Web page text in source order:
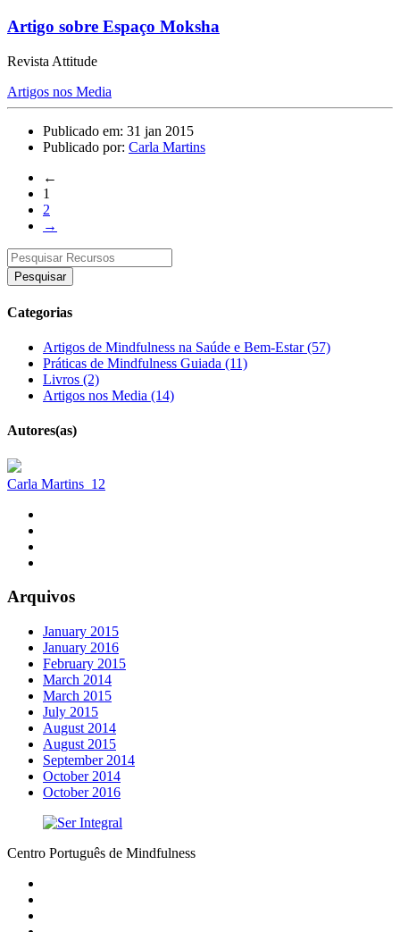
Artigo sobre Espaço Moksha
Revista Attitude
Artigos nos Media
Publicado em: 31 jan 2015
Publicado por: Carla Martins
←
1
2
→
Pesquisar
Categorias
Artigos de Mindfulness na Saúde e Bem-Estar (57)
Práticas de Mindfulness Guiada (11)
Livros (2)
Artigos nos Media (14)
Autores(as)
Carla Martins 12
Arquivos
January 2015
January 2016
February 2015
March 2014
March 2015
July 2015
August 2014
August 2015
September 2014
October 2014
October 2016
Centro Português de Mindfulness